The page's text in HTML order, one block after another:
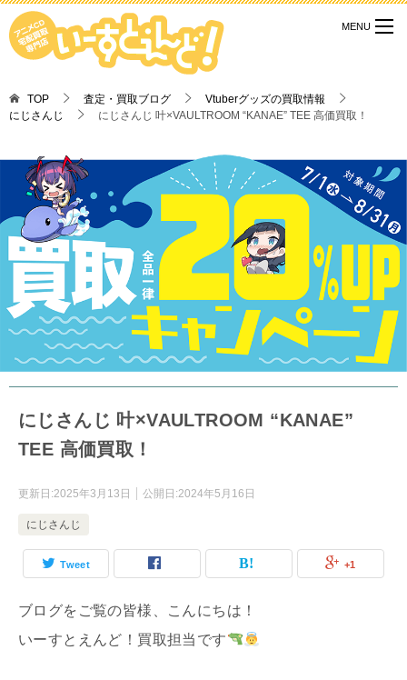
TOP 査定・買取ブログ
Vtuberグッズの買取情報
にじさんじ
にじさんじ 叶×VAULTROOM “KANAE” TEE 高価買取！
にじさんじ 叶×VAULTROOM “KANAE”
TEE 高価買取！
更新日:2025年3月13日 公開日:2024年5月16日
にじさんじ
Tweet +1
ブログをご覧の皆様、こんにちは！
いーすとえんど！買取担当です